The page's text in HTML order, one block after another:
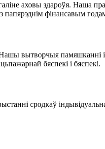
аховы здароўя. Наша
папярэднім фінансавым
вытворчыя памяшканні
бяспекі і бяспекі.
сродкаў